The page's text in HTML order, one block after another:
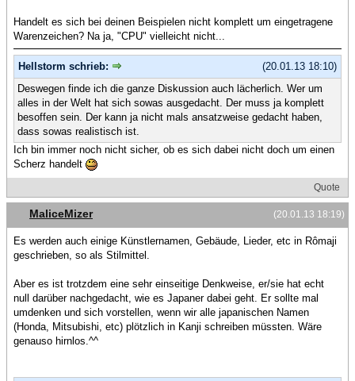
Handelt es sich bei deinen Beispielen nicht komplett um eingetragene
Warenzeichen? Na ja, "CPU" vielleicht nicht...
(20.01.13 18:10)
Hellstorm schrieb:
Deswegen finde ich die ganze Diskussion auch lächerlich. Wer um
alles in der Welt hat sich sowas ausgedacht. Der muss ja komplett
besoffen sein. Der kann ja nicht mals ansatzweise gedacht haben,
dass sowas realistisch ist.
Ich bin immer noch nicht sicher, ob es sich dabei nicht doch um einen
Scherz handelt
Quote
(20.01.13 18:19)
MaliceMizer
Es werden auch einige Künstlernamen, Gebäude, Lieder, etc in Rômaji
geschrieben, so als Stilmittel.
Aber es ist trotzdem eine sehr einseitige Denkweise, er/sie hat echt
null darüber nachgedacht, wie es Japaner dabei geht. Er sollte mal
umdenken und sich vorstellen, wenn wir alle japanischen Namen
(Honda, Mitsubishi, etc) plötzlich in Kanji schreiben müssten. Wäre
genauso hirnlos.^^